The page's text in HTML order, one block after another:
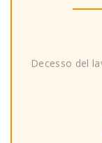
Decesso del